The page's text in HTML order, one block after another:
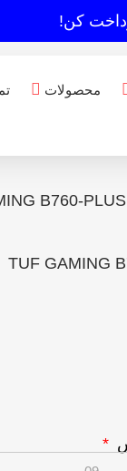
کن!
محصولات